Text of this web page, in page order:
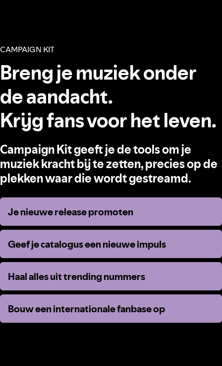
CAMPAIGN KIT
Breng je muziek onder
de aandacht.
Krijg fans voor het leven.
Campaign Kit geeft je de tools om je
muziek kracht bij te zetten, precies op de
plekken waar die wordt gestreamd.
Je nieuwe release promoten
Je nieuwe release promoten
Geef je catalogus een nieuwe impuls
Geef je catalogus een nieuwe impuls
Haal alles uit trending nummers
Haal alles uit trending nummers
Bouw een internationale fanbase op
Bouw een internationale fanbase op